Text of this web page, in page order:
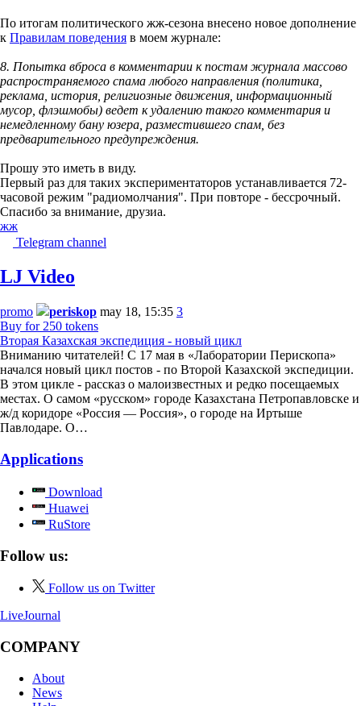
По итогам политического жж-сезона внесено новое дополнение
к Правилам поведения в моем журнале:
8. Попытка вброса в комментарии к постам журнала массово
распространяемого спама любого направления (политика,
реклама, история, религиозные движения, информационный
мусор, флэшмобы) ведет к удалению такого комментария и
немедленному бану юзера, разместившего спам, без
предварительного предупреждения.
Прошу это иметь в виду.
Первый раз для таких экспериментаторов устанавливается 72-
часовой режим "радиомолчания". При повторе - бессрочный.
Спасибо за внимание, друзиа.
жж
Telegram channel
LJ Video
promo periskop may 18, 15:35 3
Buy for 250 tokens
Вторая Казахская экспедиция - новый цикл
Вниманию читателей! С 17 мая в «Лаборатории Перископа»
начался новый цикл постов - по Второй Казахской экспедиции.
В этом цикле - рассказ о малоизвестных и редко посещаемых
местах. О самом «русском» городе Казахстана Петропавловске и
ж/д коридоре «Россия — Россия», о городе на Иртыше
Павлодаре. О…
Applications
Download
Huawei
RuStore
Follow us:
Follow us on Twitter
LiveJournal
COMPANY
About
News